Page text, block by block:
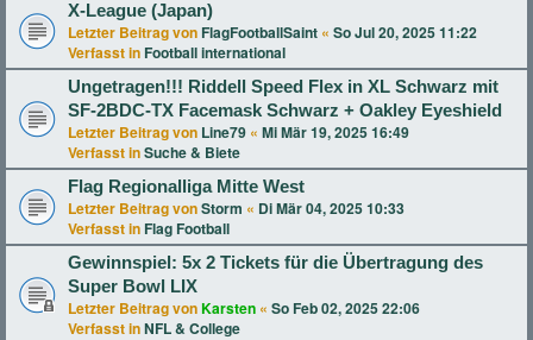
X-League (Japan)
Letzter Beitrag von FlagFootballSaint « So Jul 20, 2025 11:22
Verfasst in Football international
Ungetragen!!! Riddell Speed Flex in XL Schwarz mit
SF-2BDC-TX Facemask Schwarz + Oakley Eyeshield
Letzter Beitrag von Line79 « Mi Mär 19, 2025 16:49
Verfasst inSuche & Biete
Flag Regionalliga Mitte West
Letzter Beitrag vonStorm « Di Mär 04, 2025 10:33
Verfasst in Flag Football
Gewinnspiel: 5x 2 Tickets für die Übertragung des
Super Bowl LIX
Letzter Beitrag vonKarsten « So Feb 02, 2025 22:06
Verfasst inNFL & College